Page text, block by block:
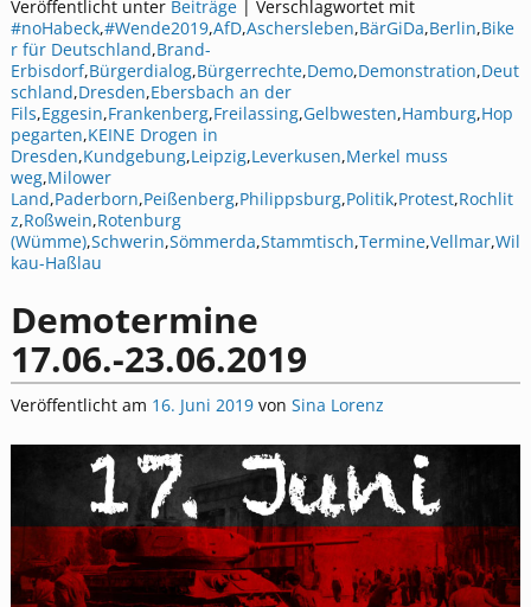
Veröffentlicht unter Beiträge| Verschlagwortet mit
#noHabeck,#Wende2019,AfD,Aschersleben,BärGiDa,Berlin,Bike
r für Deutschland,Brand-
Erbisdorf,Bürgerdialog,Bürgerrechte,Demo,Demonstration,Deut
schland,Dresden,Ebersbach an der
Fils,Eggesin,Frankenberg,Freilassing,Gelbwesten,Hamburg,Hop
pegarten,KEINE Drogen in
Dresden,Kundgebung,Leipzig,Leverkusen,Merkel muss
weg,Milower
Land,Paderborn,Peißenberg,Philippsburg,Politik,Protest,Rochlit
z,Roßwein,Rotenburg
(Wümme),Schwerin,Sömmerda,Stammtisch,Termine,Vellmar,Wil
kau-Haßlau
Demotermine
17.06.-23.06.2019
Veröffentlicht am 16. Juni 2019 von Sina Lorenz